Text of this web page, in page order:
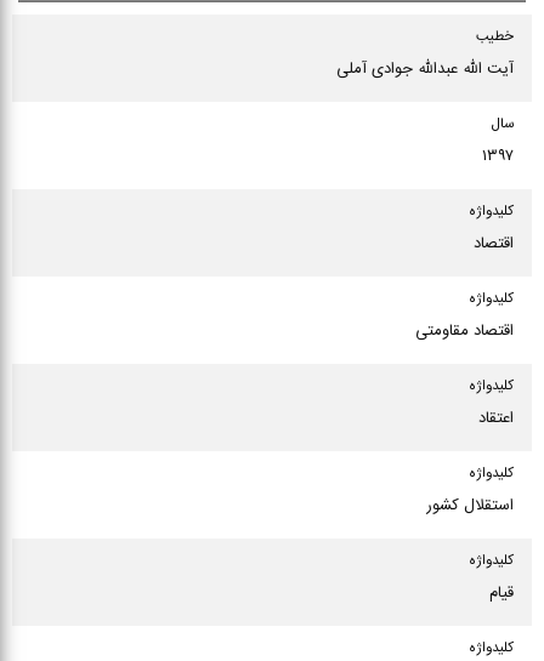
خطیب
آیت الله عبدالله جوادی آملی
سال
۱۳۹۷
كلیدواژه
اقتصاد
كلیدواژه
اقتصاد مقاومتی
كلیدواژه
اعتقاد
كلیدواژه
استقلال کشور
كلیدواژه
قیام
كلیدواژه